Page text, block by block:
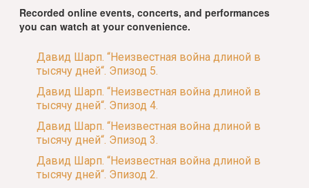
Recorded online events, concerts, and performances
you can watch at your convenience.
Давид Шарп. “Неизвестная война длиной в
тысячу дней“. Эпизод 5.
Давид Шарп. “Неизвестная война длиной в
тысячу дней“. Эпизод 4.
Давид Шарп. “Неизвестная война длиной в
тысячу дней“. Эпизод 3.
Давид Шарп. “Неизвестная война длиной в
тысячу дней“. Эпизод 2.